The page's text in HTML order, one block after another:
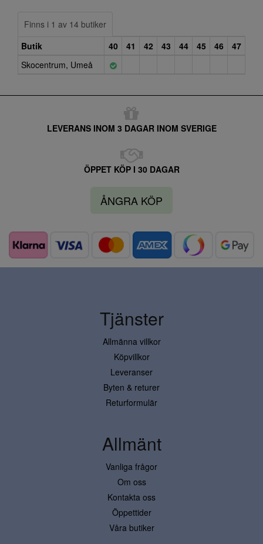
Finns i 1 av 14 butiker
Butik
40 41 42 43 44 45 46
47
Skocentrum, Umeå
LEVERANS INOM 3 DAGAR INOM SVERIGE
ÖPPET KÖP I 30 DAGAR
ÅNGRA KÖP
Tjänster
Allmänna villkor
Köpvillkor
Leveranser
Byten & returer
Returformulär
Allmänt
Vanliga frågor
Om oss
Kontakta oss
Öppettider
Våra butiker